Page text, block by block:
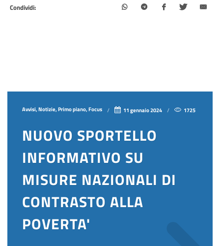
Condividi:
Avvisi, Notizie, Primo piano, Focus 11 gennaio 2024 1725
NUOVO SPORTELLO
INFORMATIVO SU
MISURE NAZIONALI DI
CONTRASTO ALLA
POVERTA'